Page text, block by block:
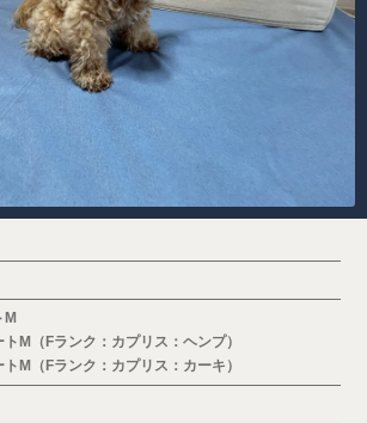
M
トM（Fランク：カプリス：ヘンプ）
トM（Fランク：カプリス：カーキ）